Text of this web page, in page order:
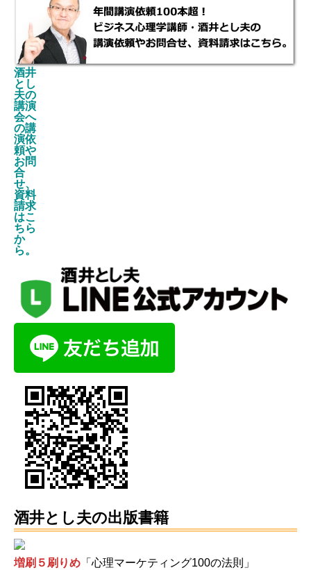
酒井
とし
夫の
講演
会へ
の講
演依
頼や
お問
合
せ、
資料
請求
はこ
ちら
か
ら。
酒井とし夫の出版書籍
増刷５刷りめ 「心理マーケティング100の法則」